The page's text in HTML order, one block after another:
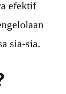
efektif
sia-sia.